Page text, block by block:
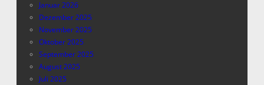
Januar 2026
Dezember 2025
November 2025
Oktober 2025
September 2025
August 2025
Juli 2025